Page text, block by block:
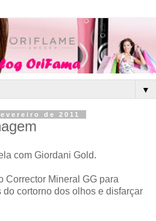
▼
de 2011
com Giordani Gold.
Corrector Mineral GG para
cortorno dos olhos e disfarçar